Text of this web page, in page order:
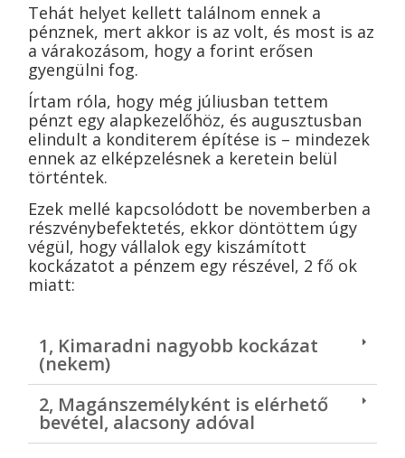
Tehát helyet kellett találnom ennek a
pénznek, mert akkor is az volt, és most is az
a várakozásom, hogy a forint erősen
gyengülni fog.
Írtam róla, hogy még júliusban tettem
pénzt egy alapkezelőhöz, és augusztusban
elindult a konditerem építése is – mindezek
ennek az elképzelésnek a keretein belül
történtek.
Ezek mellé kapcsolódott be novemberben a
részvénybefektetés, ekkor döntöttem úgy
végül, hogy vállalok egy kiszámított
kockázatot a pénzem egy részével, 2 fő ok
miatt:
1, Kimaradni nagyobb kockázat
(nekem)
2, Magánszemélyként is elérhető
bevétel, alacsony adóval